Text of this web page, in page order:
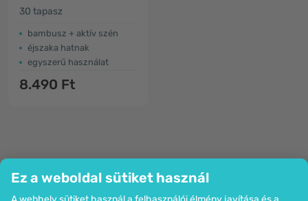
Ez a weboldal sütiket használ
30 tapasz
bambusz + aktív szén
éjszaka hatnak
egyszerű használat
8.490 Ft